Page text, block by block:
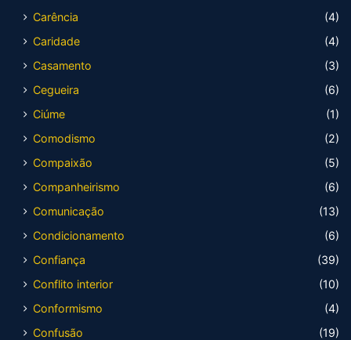
Carência
(4)
Caridade
(4)
Casamento
(3)
Cegueira
(6)
Ciúme
(1)
Comodismo
(2)
Compaixão
(5)
Companheirismo
(6)
Comunicação
(13)
Condicionamento
(6)
Confiança
(39)
Conflito interior
(10)
Conformismo
(4)
Confusão
(19)